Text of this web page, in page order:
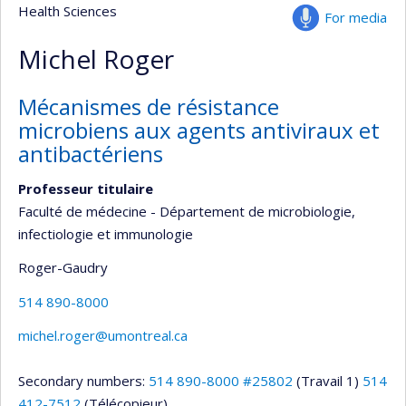
For media
Health Sciences
Michel Roger
Mécanismes de résistance
microbiens aux agents antiviraux et
antibactériens
Professeur titulaire
Faculté de médecine - Département de microbiologie,
infectiologie et immunologie
Roger-Gaudry
514 890-8000
michel.roger@umontreal.ca
Secondary numbers: 514 890-8000 #25802 (Travail 1) 514